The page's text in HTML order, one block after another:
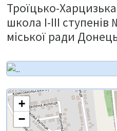
Троїцько-
школа І-ІІІ
міської ради
+
−